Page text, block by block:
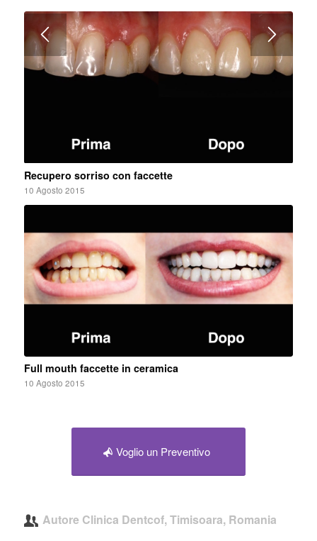
Recupero sorriso con faccette
10 Agosto 2015
Full mouth faccette in ceramica
10 Agosto 2015
Voglio un Preventivo
Autore Clinica Dentcof, Timisoara, Romania